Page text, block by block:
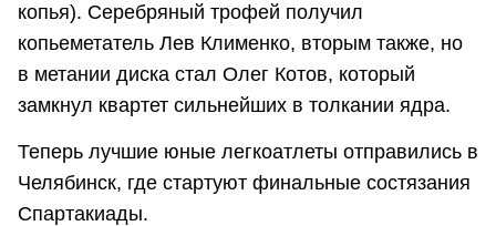
копья). Серебряный трофей получил
копьеметатель Лев Клименко, вторым также, но
в метании диска стал Олег Котов, который
замкнул квартет сильнейших в толкании ядра.
Теперь лучшие юные легкоатлеты отправились в
Челябинск, где стартуют финальные состязания
Спартакиады.